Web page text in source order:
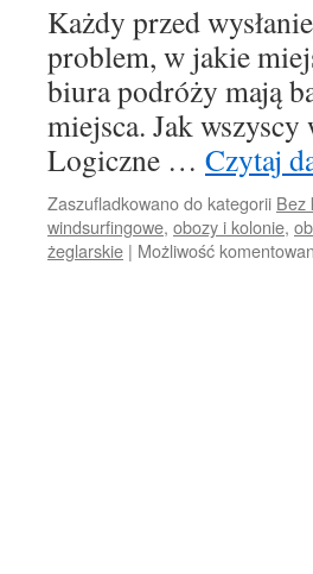
Każdy przed
problem, w jakie
biura podróży mają
miejsca. Jak
Logiczne … Czytaj
Zaszufladkowano do kategorii Bez
windsurfingowe, obozy i kolonie,
żeglarskie | Możliwość